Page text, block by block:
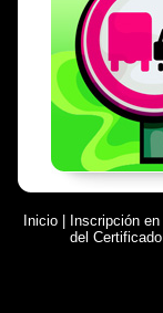
Inicio Inscripción
del Certificado